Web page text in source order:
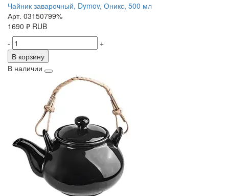
Чайник заварочный, Dymov, Оникс, 500 мл
Арт. 03150799%
1690 ₽ RUB
-
+
В корзину
В наличии